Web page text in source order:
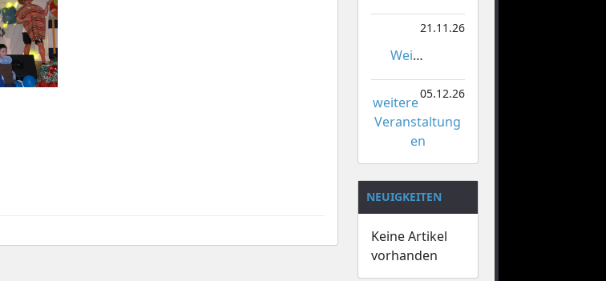
21.11.26
Weihnachtsmarkt Orsoy
05.12.26
weitere
Veranstaltung
en
NEUIGKEITEN
Keine Artikel
vorhanden